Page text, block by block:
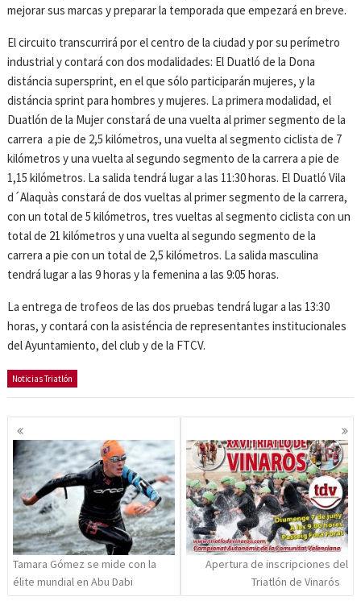
mejorar sus marcas y preparar la temporada que empezará en breve.
El circuito transcurrirá por el centro de la ciudad y por su perímetro
industrial y contará con dos modalidades: El Duatló de la Dona
distáncia supersprint, en el que sólo participarán mujeres, y la
distáncia sprint para hombres y mujeres. La primera modalidad, el
Duatlón de la Mujer constará de una vuelta al primer segmento de la
carrera a pie de 2,5 kilómetros, una vuelta al segmento ciclista de 7
kilómetros y una vuelta al segundo segmento de la carrera a pie de
1,15 kilómetros. La salida tendrá lugar a las 11:30 horas. El Duatló Vila
d´Alaquàs constará de dos vueltas al primer segmento de la carrera,
con un total de 5 kilómetros, tres vueltas al segmento ciclista con un
total de 21 kilómetros y una vuelta al segundo segmento de la
carrera a pie con un total de 2,5 kilómetros. La salida masculina
tendrá lugar a las 9 horas y la femenina a las 9:05 horas.
La entrega de trofeos de las dos pruebas tendrá lugar a las 13:30
horas, y contará con la asisténcia de representantes institucionales
del Ayuntamiento, del club y de la FTCV.
Noticias Triatlón
Navegación
de
entradas
Tamara Gómez se mide con la
élite mundial en Abu Dabi
Apertura de inscripciones del
Triatlón de Vinarós